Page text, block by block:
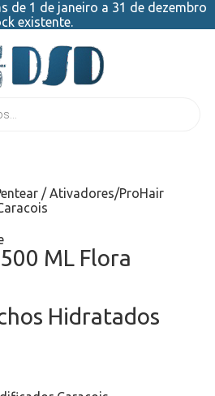
de 1 de janeiro a 31 de dezembro
existente.
/ Ativadores/ProHair
ML Flora
Hidratados